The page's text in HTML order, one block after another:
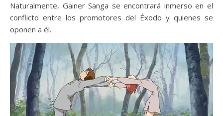
Naturalmente, Gainer Sanga se encontrará inmerso en el
conflicto entre los promotores del Éxodo y quienes se
oponen a él.